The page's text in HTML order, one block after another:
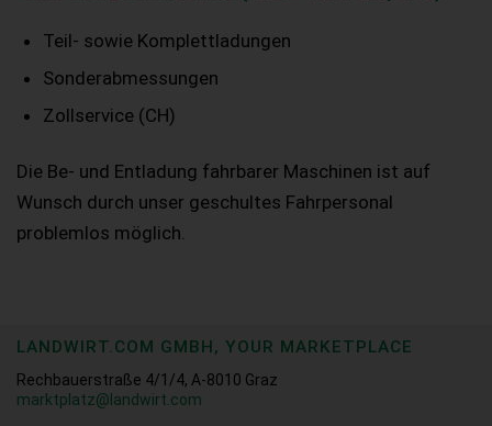
Teil- sowie Komplettladungen
Sonderabmessungen
Zollservice (CH)
Die Be- und Entladung fahrbarer Maschinen ist auf
Wunsch durch unser geschultes Fahrpersonal
problemlos möglich.
LANDWIRT.COM GMBH, YOUR MARKETPLACE
Rechbauerstraße 4/1/4, A-8010 Graz
marktplatz@landwirt.com